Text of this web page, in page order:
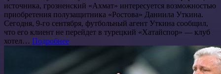
источника, грозненский «Ахмат» интересуется возможностью
приобретения полузащитника «Ростова» Даниила Уткина.
Сегодня, 9-го сентября, футбольный агент Уткина сообщил,
что его клиент не перейдет в турецкий «Хатайспор» — клуб
хотел… Подробнее